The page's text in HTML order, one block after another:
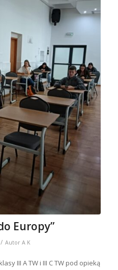
Europy”
/ Autor A K
III A TW i III C TW pod opieką